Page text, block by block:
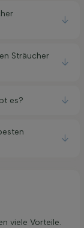
Sträucher
es?
viele Vorteile.